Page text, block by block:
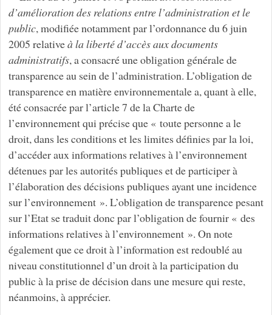
d’amélioration des relations entre l’administration et le
public, modifiée notamment par l’ordonnance du 6 juin
2005 relativeà la liberté d’accès aux documents
administratifs, a consacré une obligation générale de
transparence au sein de l’administration. L’obligation de
transparence en matière environnementale a, quant à elle,
été consacrée par l’article 7 de la Charte de
l’environnement qui précise que « toute personne a le
droit, dans les conditions et les limites définies par la loi,
d’accéder aux informations relatives à l’environnement
détenues par les autorités publiques et de participer à
l’élaboration des décisions publiques ayant une incidence
sur l’environnement ». L’obligation de transparence pesant
sur l’Etat se traduit donc par l’obligation de fournir « des
informations relatives à l’environnement ». On note
également que ce droit à l’information est redoublé au
niveau constitutionnel d’un droit à la participation du
public à la prise de décision dans une mesure qui reste,
néanmoins, à apprécier.